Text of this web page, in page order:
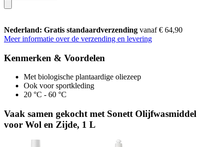
Nederland: Gratis standaardverzending vanaf € 64,90
Meer informatie over de verzending en levering
Kenmerken & Voordelen
Met biologische plantaardige oliezeep
Ook voor sportkleding
20 °C - 60 °C
Vaak samen gekocht met Sonett Olijfwasmiddel
voor Wol en Zijde, 1 L